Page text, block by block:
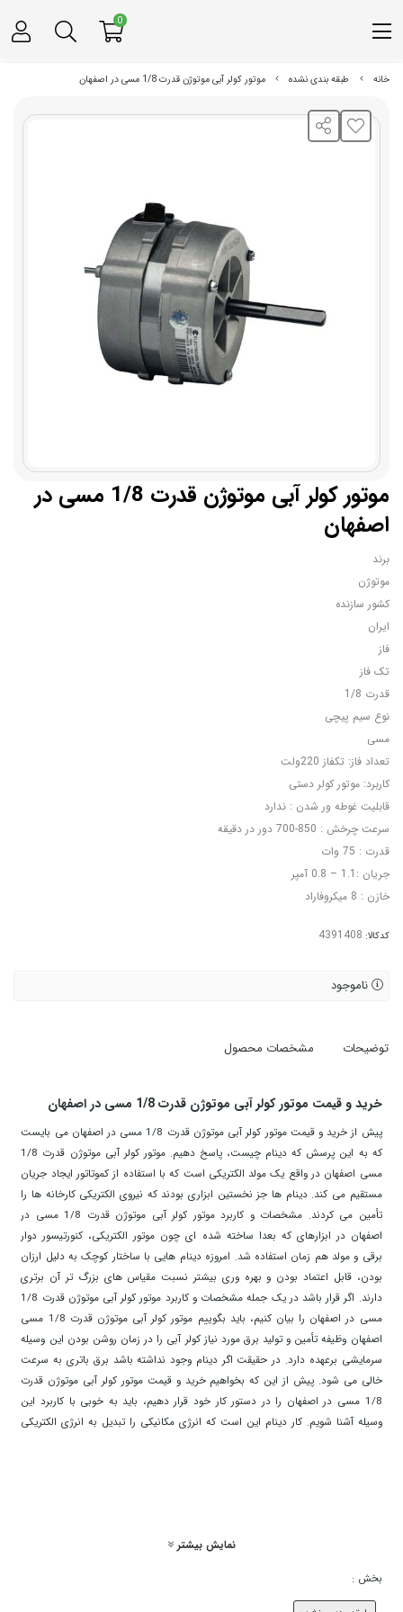
خانه طبقه بندی نشده موتور کولر آبی موتوژن قدرت 1/8 مسی در اصفهان
موتور کولر آبی موتوژن قدرت 1/8 مسی در
اصفهان
برند
موتوژن
کشور سازنده
ایران
فاز
تک فاز
قدرت 1/8
نوع سیم پیچی
مسی
تعداد فاز: تکفاز 220ولت
کاربرد: موتور کولر دستی
قابلیت غوطه ور شدن : ندارد
سرعت چرخش : 850-700 دور در دقیقه
قدرت : 75 وات
جریان :1.1 – 0.8 آمپر
خازن : 8 میکروفاراد
کدکالا:
ناموجود
توضیحات مشخصات محصول
خرید و قیمت موتور کولر آبی موتوژن قدرت 1/8 مسی در اصفهان
پیش از خرید و قیمت موتور کولر آبی موتوژن قدرت 1/8 مسی در اصفهان می بایست
که به این پرسش که دینام چیست، پاسخ دهیم. موتور کولر آبی موتوژن قدرت 1/8
مسی اصفهان در واقع یک مولد الکتریکی است که با استفاده از کموتاتور ایجاد جریان
مستقیم می کند. دینام ها جز نخستین ابزاری بودند که نیروی الکتریکی کارخانه ها را
تأمین می کردند. مشخصات و کاربرد موتور کولر آبی موتوژن قدرت 1/8 مسی در
اصفهان در ابزارهای که بعدا ساخته شده ای چون موتور الکتریکی، کنورتیسور دوار
برقی و مولد هم زمان استفاده شد. امروزه دینام هایی با ساختار کوچک به دلیل ارزان
بودن، قابل اعتماد بودن و بهره وری بیشتر نسبت مقیاس های بزرگ تر آن برتری
دارند. اگر قرار باشد در یک جمله مشخصات و کاربرد موتور کولر آبی موتوژن قدرت 1/8
مسی در اصفهان را بیان کنیم، باید بگوییم موتور کولر آبی موتوژن قدرت 1/8 مسی
اصفهان وظیفه تأمین و تولید برق مورد نیاز کولر آبی را در زمان روشن بودن این وسیله
سرمایشی برعهده دارد. در حقیقت اگر دینام وجود نداشته باشد برق باتری به سرعت
خالی می شود. پیش از این که بخواهیم خرید و قیمت موتور کولر آبی موتوژن قدرت
1/8 مسی در اصفهان را در دستور کار خود قرار دهیم، باید به خوبی با کاربرد این
وسیله آشنا شویم. کار دینام این است که انرژی مکانیکی را تبدیل به انرژی الکتریکی
قدرت 1/8 مسی باید بدانیم که امروزه در کولر های آبی جدید از آلترناتور به جای دینام
قدیم اشاره کرد. دینام های قدیمی در دورهای پایین موتور نمی توانستند جریان برق
نمایش بیشتر
بخش :
0